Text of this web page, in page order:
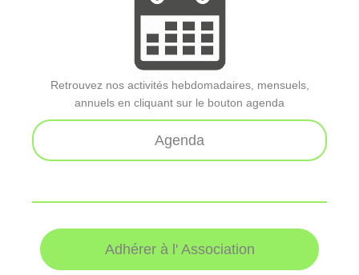
Retrouvez nos activités hebdomadaires, mensuels,
annuels en cliquant sur le bouton agenda
Agenda
Adhérer à l' Association